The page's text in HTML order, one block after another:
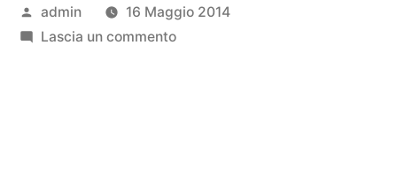
Pubblicato
da
admin
16 Maggio 2014
Lascia un commentosu